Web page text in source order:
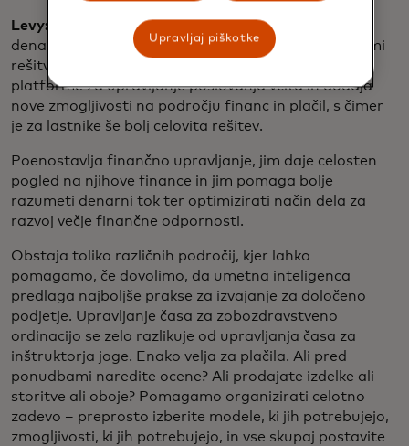
Levy:
Poskrbeli smo, da je upravljanje vašega časa,
denarja, strank, trženja – pravzaprav vse – v eni sami
rešitvi. Mastercard ponuja rešitev poleg osnovne
platforme za upravljanje poslovanja vcita in dodaja
nove zmogljivosti na področju financ in plačil, s čimer
je za lastnike še bolj celovita rešitev.
Poenostavlja finančno upravljanje, jim daje celosten
pogled na njihove finance in jim pomaga bolje
razumeti denarni tok ter optimizirati način dela za
razvoj večje finančne odpornosti.
Obstaja toliko različnih področij, kjer lahko
pomagamo, če dovolimo, da umetna inteligenca
predlaga najboljše prakse za izvajanje za določeno
podjetje. Upravljanje časa za zobozdravstveno
ordinacijo se zelo razlikuje od upravljanja časa za
inštruktorja joge. Enako velja za plačila. Ali pred
ponudbami naredite ocene? Ali prodajate izdelke ali
storitve ali oboje? Pomagamo organizirati celotno
zadevo – preprosto izberite modele, ki jih potrebujejo,
zmogljivosti, ki jih potrebujejo, in vse skupaj postavite
Upravljaj piškotke